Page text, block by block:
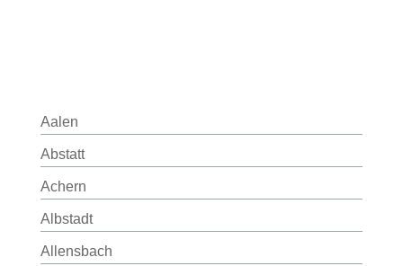
Aalen
Abstatt
Achern
Albstadt
Allensbach